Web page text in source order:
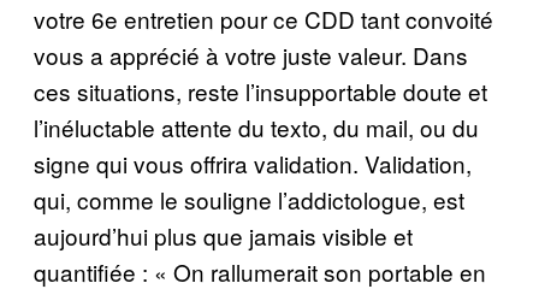
votre 6e entretien pour ce CDD tant convoité
vous a apprécié à votre juste valeur. Dans
ces situations, reste l’insupportable doute et
l’inéluctable attente du texto, du mail, ou du
signe qui vous offrira validation. Validation,
qui, comme le souligne l’addictologue, est
aujourd’hui plus que jamais visible et
quantifiée : « On rallumerait son portable en